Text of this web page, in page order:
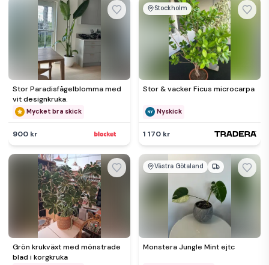
Stor Paradisfågelblomma med
vit designkruka.
Mycket bra skick
900 kr
Stockholm
Stor & vacker Ficus microcarpa
Nyskick
1 170 kr
Grön krukväxt med mönstrade
blad i korgkruka
Västra Götaland
Monstera Jungle Mint ejtc